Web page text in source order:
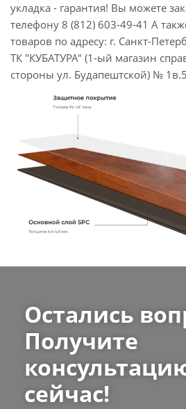
укладка - гарантия! Вы можете
телефону 8 (812) 603-49-41 А
товаров по адресу: г. Санкт-
ТК "КУБАТУРА" (1-ый магазин
стороны ул. Будапештской) №
Остались
Получите
сейчас!